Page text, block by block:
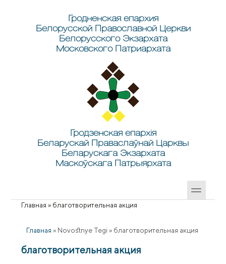
Гродненская епархия
Белорусской Православной Церкви
Белорусского Экзархата
Московского Патриархата
Гродзенская епархія
Беларускай Праваслаўнай Царквы
Беларускага Экзархата
Маскоўскага Патрыярхата
Главная » благотворительная акция
Главная » Novostnye Tegi » благотворительная акция
благотворительная акция